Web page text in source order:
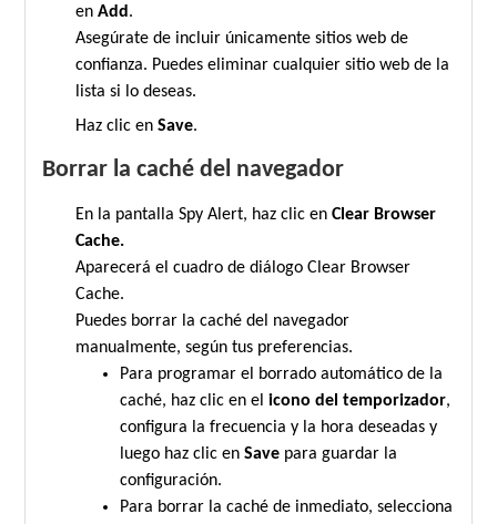
enAdd .
Asegúrate de incluir únicamente sitios web de
confianza. Puedes eliminar cualquier sitio web de la
lista si lo deseas.
Haz clic enSave.
Borrar la caché del navegador
En la pantalla Spy Alert, haz clic enClear Browser
Cache.
Aparecerá el cuadro de diálogo Clear Browser
Cache.
Puedes borrar la caché del navegador
manualmente, según tus preferencias.
Para programar el borrado automático de la
caché, haz clic en elicono del temporizador,
configura la frecuencia y la hora deseadas y
luego haz clic enSave para guardar la
configuración.
Para borrar la caché de inmediato, selecciona